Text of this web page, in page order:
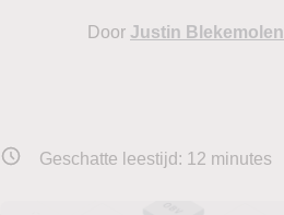
Door Justin Blekemolen
Geschatte leestijd: 12 minutes